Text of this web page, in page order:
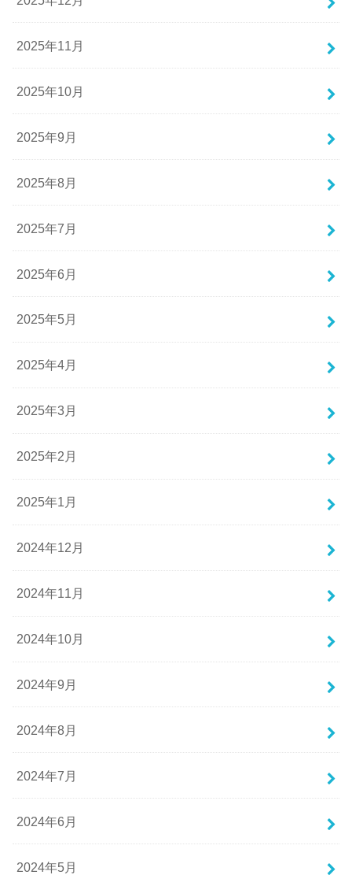
2025年11月
2025年10月
2025年9月
2025年8月
2025年7月
2025年6月
2025年5月
2025年4月
2025年3月
2025年2月
2025年1月
2024年12月
2024年11月
2024年10月
2024年9月
2024年8月
2024年7月
2024年6月
2024年5月